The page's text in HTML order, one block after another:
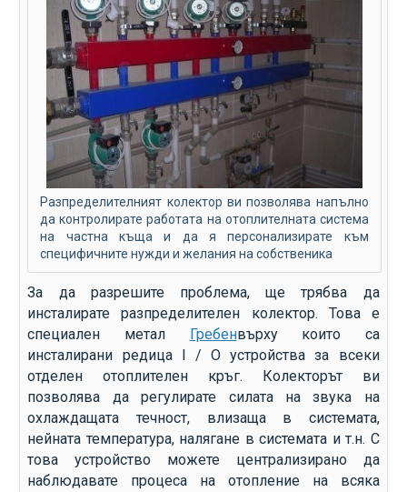
Разпределителният колектор ви позволява напълно
да контролирате работата на отоплителната система
на частна къща и да я персонализирате към
специфичните нужди и желания на собственика
За да разрешите проблема, ще трябва да
инсталирате разпределителен колектор. Това е
специален метал
Гребенвърху които са
инсталирани редица I / O устройства за всеки
отделен отоплителен кръг. Колекторът ви
позволява да регулирате силата на звука на
охлаждащата течност, влизаща в системата,
нейната температура, налягане в системата и т.н. С
това устройство можете централизирано да
наблюдавате процеса на отопление на всяка